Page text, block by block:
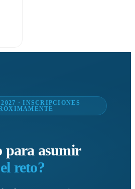
· INSCRIPCIONES
para asumir
el reto?